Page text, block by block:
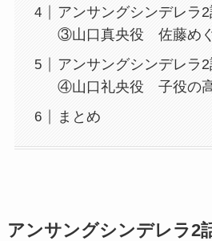
アンサングシンデレラ
③山口真央役 佐藤め
アンサングシンデレラ
④山口礼央役 子役の
まとめ
アンサングシンデレラ2